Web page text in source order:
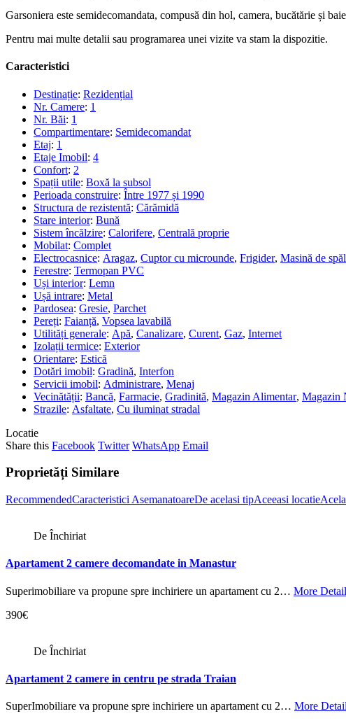
Garsoniera este semidecomandata, compusă din hol, camera, bucătărie și
Pentru mai multe detalii sau programarea unei vizite va stam la dispozitie.
Caracteristici
Destinație: Rezidențial
Nr. Camere: 1
Nr. Băi: 1
Compartimentare: Semidecomandat
Etaj: 1
Etaje Imobil: 4
Confort: 2
Spații utile: Boxă la subsol
Perioada construire: Între 1977 și 1990
Structura de rezistentă: Cărămidă
Stare interior: Bună
Sistem încălzire: Calorifere, Centrală proprie
Mobilat: Complet
Electrocasnice: Aragaz, Cuptor cu microunde, Frigider, Masină de
Ferestre: Termopan PVC
Uși interior: Lemn
Ușă intrare: Metal
Pardosea: Gresie, Parchet
Pereți: Faianță, Vopsea lavabilă
Utilități generale: Apă, Canalizare, Curent, Gaz, Internet
Izolații termice: Exterior
Orientare: Estică
Dotări imobil: Gradină, Interfon
Servicii imobil: Administrare, Menaj
Vecinătății: Bancă, Farmacie, Gradinită, Magazin Alimentar, Magazin
Strazile: Asfaltate, Cu iluminat stradal
Locatie
Share this Facebook Twitter WhatsApp Email
Proprietăți Similare
RecommendedCaracteristici AsemanatoareDe acelasi tipAceeasi locatie
De Închiriat
Apartament 2 camere decomandate in Manastur
Superimobiliare va propune spre inchiriere un apartament cu 2… More
390€
De Închiriat
Apartament 2 camere in centru pe strada Traian
SuperImobiliare va propune spre inchiriere un apartament cu 2… More